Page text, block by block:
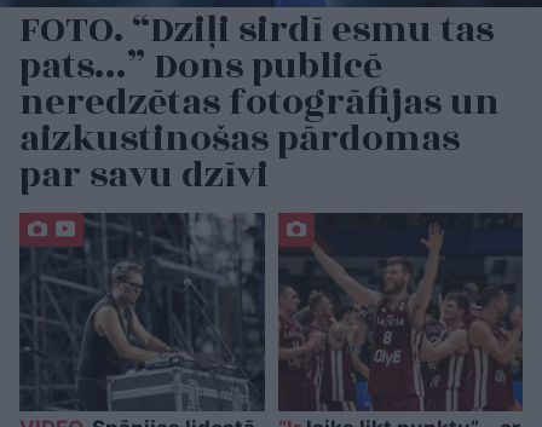
FOTO. “Dziļi sirdī esmu tas
pats…” Dons publicē
neredzētas fotogrāfijas un
aizkustinošas pārdomas
par savu dzīvi